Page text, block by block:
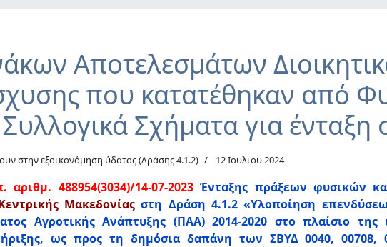
Αποτελεσμάτων
που κατατέθηκαν από
Σχήματα για ένταξη
στην εξοικονόμηση ύδατος (Δράσης 4.1.2) 12 Ιουλιου 2024
488954(3034)/14-07-2023Ένταξης πράξεων φυσικών
Μακεδονίας στη Δράση 4.1.2 «Υλοποίηση
Αγροτικής Ανάπτυξης (ΠΑΑ) 2014-2020 στο πλαίσιο της
ως προς τη δημόσια δαπάνη των ΣΒΥΔ 0040, 00708,